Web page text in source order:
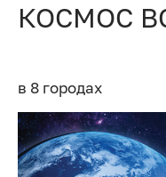
КОСМОС
в 8 городах